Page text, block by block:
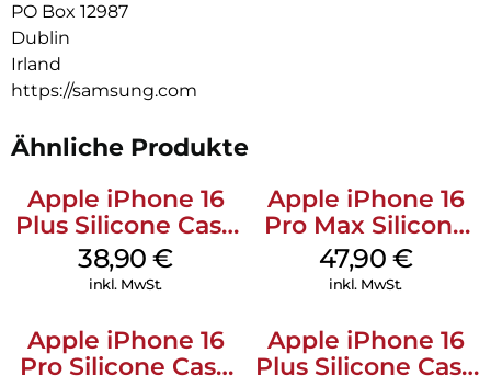
PO Box 12987
Dublin
Irland
https://samsung.com
Ähnliche Produkte
Apple iPhone 16
Plus Silicone Case
MagSafe Denim
38,90€
inkl. MwSt.
Apple iPhone 16
Pro Max Silicone
Case MagSafe
Black
47,90 €
inkl. MwSt.
Apple iPhone 16
Pro Silicone Case
Apple iPhone 16
Plus Silicone Case